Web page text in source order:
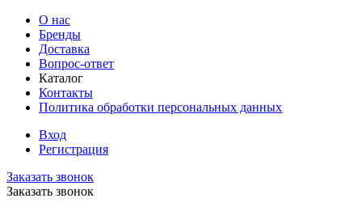
О нас
Бренды
Доставка
Вопрос-ответ
Каталог
Контакты
Политика обработки персональных данных
Вход
Регистрация
Заказать звонок
Заказать звонок